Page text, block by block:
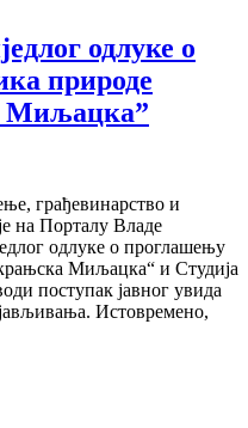
одлуке о
природе
Миљацка”
грађевинарство и
на Порталу Владе
одлуке о проглашењу
Миљацка“ и Студија
поступак јавног увида
Истовремено,